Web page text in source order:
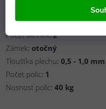
RAL 3000, RAL 5012,
Typ kovové skříňky: bez
Počet skříněk: 2
Zámek: otočný
Tloušťka plechu: 0,5 - 1,0 mm
Počet polic: 1
Nosnost polic: 40 kg